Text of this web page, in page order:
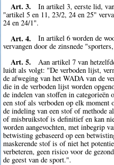
Art. 3.
In artikel 3, eerste lid,
"artikel 5 en 11, 23/2, 24 en 25"
24 en 24/1".
Art. 4.
In artikel 6 worden de
vervangen door de zinsnede
Art. 5.
Aan artikel 7 van
luidt als volgt: "De verboden lijst,
de afweging van het WADA van de
die in de verboden lijst worden
de indelen van stoffen in
een stof als verboden op elk
de indeling van een stof of methode
of misbruikstof is definitief en kan
worden aangevochten, met inbegrip
betwisting gebaseerd op een
maskerende stof is of niet het
verbeteren, geen risico voor de
de geest van de sport.".